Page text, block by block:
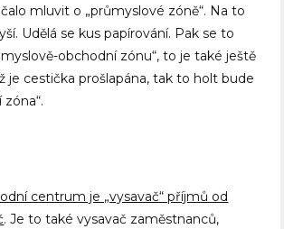
mluvit o „průmyslové zóně“. Na to
Udělá se kus papírování. Pak se to
obchodní zónu“, to je také ještě
je cestička prošlapána, tak to holt bude
centrum je „vysavač“ příjmů od
. Je to také vysavač zaměstnanců,